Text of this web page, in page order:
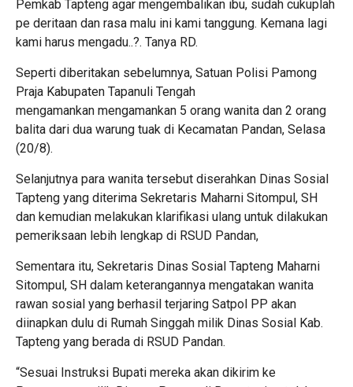
Pemkab Tapteng agar mengembalikan ibu, sudah cukuplah
pe deritaan dan rasa malu ini kami tanggung. Kemana lagi
kami harus mengadu..?. Tanya RD.
Seperti diberitakan sebelumnya, Satuan Polisi Pamong
Praja Kabupaten Tapanuli Tengah
mengamankan mengamankan 5 orang wanita dan 2 orang
balita dari dua warung tuak di Kecamatan Pandan, Selasa
(20/8).
Selanjutnya para wanita tersebut diserahkan Dinas Sosial
Tapteng yang diterima Sekretaris Maharni Sitompul, SH
dan kemudian melakukan klarifikasi ulang untuk dilakukan
pemeriksaan lebih lengkap di RSUD Pandan,
Sementara itu, Sekretaris Dinas Sosial Tapteng Maharni
Sitompul, SH dalam keterangannya mengatakan wanita
rawan sosial yang berhasil terjaring Satpol PP akan
diinapkan dulu di Rumah Singgah milik Dinas Sosial Kab.
Tapteng yang berada di RSUD Pandan.
“Sesuai Instruksi Bupati mereka akan dikirim ke